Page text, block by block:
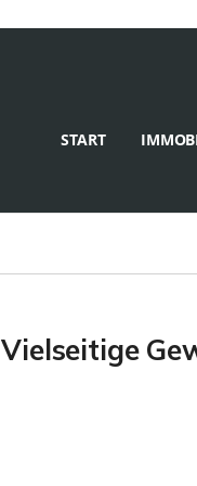
START
Vielseitige